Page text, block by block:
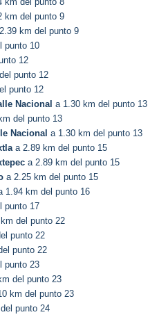
km del punto 9
km del punto 9
punto 10
12
punto 12
punto 12
Nacional a 1.30 km del punto 13
del punto 13
Nacional a 1.30 km del punto 13
a 2.89 km del punto 15
a 2.89 km del punto 15
a 2.25 km del punto 15
1.94 km del punto 16
punto 17
del punto 22
punto 22
punto 22
punto 23
del punto 23
km del punto 23
punto 24